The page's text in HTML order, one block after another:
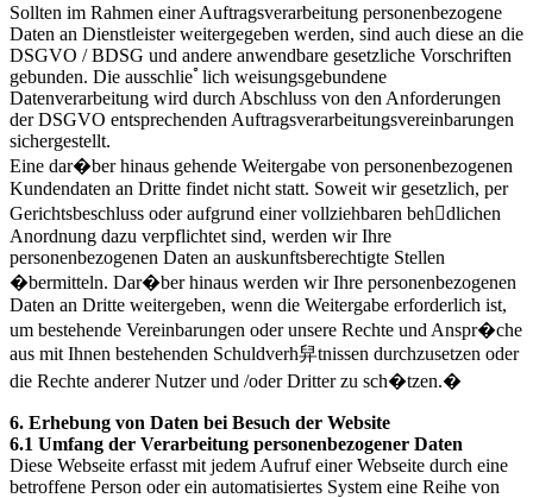
Sollten im Rahmen einer Auftragsverarbeitung personenbezogene
Daten an Dienstleister weitergegeben werden, sind auch diese an die
DSGVO / BDSG und andere anwendbare gesetzliche Vorschriften
gebunden. Die ausschlieﾟlich weisungsgebundene
Datenverarbeitung wird durch Abschluss von den Anforderungen
der DSGVO entsprechenden Auftragsverarbeitungsvereinbarungen
sichergestellt.
Eine dar�ber hinaus gehende Weitergabe von personenbezogenen
Kundendaten an Dritte findet nicht statt. Soweit wir gesetzlich, per
Gerichtsbeschluss oder aufgrund einer vollziehbaren behdlichen
Anordnung dazu verpflichtet sind, werden wir Ihre
personenbezogenen Daten an auskunftsberechtigte Stellen
�bermitteln. Dar�ber hinaus werden wir Ihre personenbezogenen
Daten an Dritte weitergeben, wenn die Weitergabe erforderlich ist,
um bestehende Vereinbarungen oder unsere Rechte und Anspr�che
aus mit Ihnen bestehenden Schuldverh舁tnissen durchzusetzen oder
die Rechte anderer Nutzer und /oder Dritter zu sch�tzen.�
6. Erhebung von Daten bei Besuch der Website
6.1 Umfang der Verarbeitung personenbezogener Daten
Diese Webseite erfasst mit jedem Aufruf einer Webseite durch eine
betroffene Person oder ein automatisiertes System eine Reihe von